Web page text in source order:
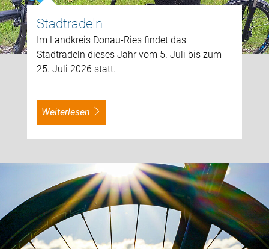
Stadtradeln
Im Landkreis Donau-Ries findet das
Stadtradeln dieses Jahr vom 5. Juli bis zum
25. Juli 2026 statt.
weiterlesen